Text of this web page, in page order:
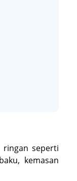
ringan seperti
kemasan